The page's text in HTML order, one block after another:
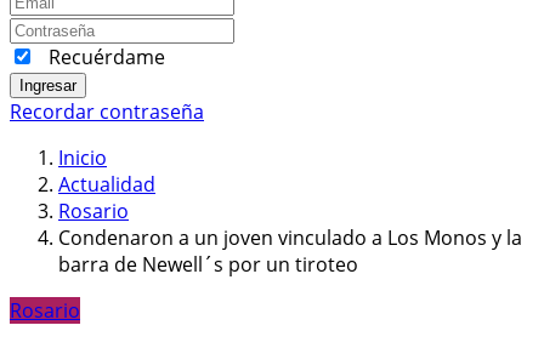
Recuérdame
Ingresar
Recordar contraseña
Inicio
Actualidad
Rosario
Condenaron a un joven vinculado a Los Monos y la
barra de Newell´s por un tiroteo
Rosario